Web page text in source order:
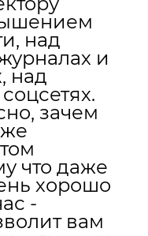
над
и
над
зачем
что даже
хорошо
-
вам